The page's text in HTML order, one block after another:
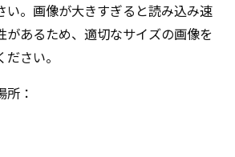
い。画像が大きすぎると読み込み速
があるため、適切なサイズの画像を
さい。
：